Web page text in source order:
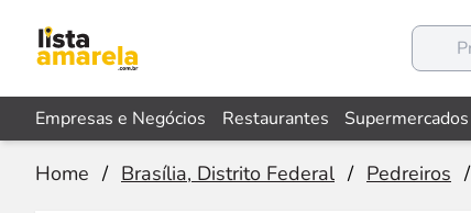
Empresas e Negócios Restaurantes Supermercados
Home / Brasília, Distrito Federal / Pedreiros /